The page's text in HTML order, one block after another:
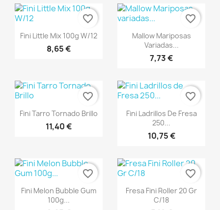
Vista rápida
Fini Little Mix 100g W/12
8,65 €
favorite_border
Vista rápida
Mallow Mariposas
Variadas...
7,73 €
favorite_border
Vista rápida
Fini Tarro Tornado Brillo
11,40 €
favorite_border
Vista rápida
Fini Ladrillos De Fresa
250...
10,75 €
favorite_border
Vista rápida
Fini Melon Bubble Gum
100g...
favorite_border
 Vista rápida
Fresa Fini Roller 20 Gr
C/18
favorite_border